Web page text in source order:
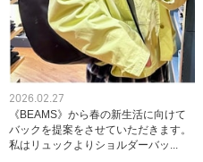
2026.02.27
《BEAMS》から春の新生活に向けて
バックを提案をさせていただきます。
私はリュックよりショルダーバッ...